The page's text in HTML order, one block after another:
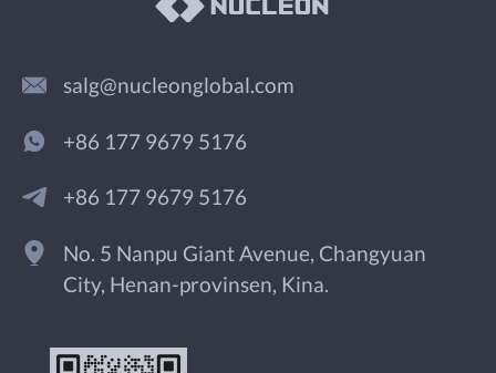
salg@nucleonglobal.com
+86 177 9679 5176
+86 177 9679 5176
No. 5 Nanpu Giant Avenue, Changyuan
City, Henan-provinsen, Kina.